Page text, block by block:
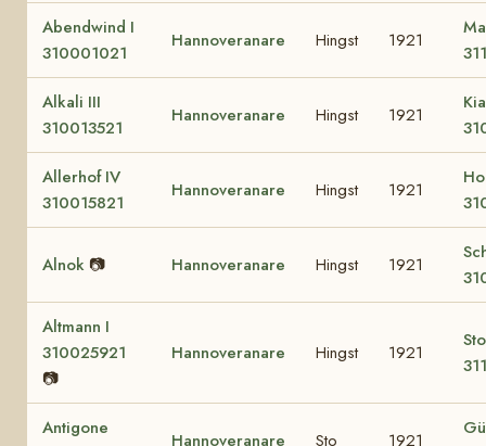
Abendwind I
310001021
Hannoveranare Hingst 1921
Alkali III
310013521
Hannoveranare Hingst 1921
Allerhof IV
310015821
Hannoveranare Hingst 1921
Alnok 📷 Hannoveranare Hingst 1921
Altmann I
310025921
📷
Hannoveranare Hingst 1921
Antigone
Hannoveranare Sto 1921